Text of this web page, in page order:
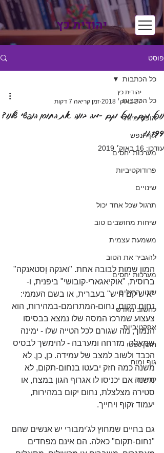
יהודית כץ
פוסט
כל הכתבות
אופטימיות
גוף ונפש
מערכות יחסים
פרודוקטיביות
שינויים
תרגול שכל אחד יכול
שיחות מחושבים טוב
משמעת עצמית
להגביר את הטוב
מערכות יחסים
שינוי הרגלים
לחשוב מחדש
אפקטיביות
חוסן נפשי
גוף ומוח
קריירה
כל הכתבות
נופל וקם, נופל וקם -מה בונה את החוסן הנפשי שלנו?
#199
יהודית כץ
27 באוק׳ 2018
זמן קריאה 7 דקות
עודכן: 16 באוק׳ 2019
המון שמות לבובה אחת. "ואנקה וְסטאנקה"
ברוסית, "אוקיאגארי-קובושי" ביפנית, ו-
"איש קם חיש" בעברית, או בשם העממי:
נחום תקום. נחום-המתרומם-במהירות, הוא
צעצוע שמרכז המסה שלו נמצא בבסיסו
הנמוך, מה שגורם לכל הטייה שלו - ימינה
שמאלה, מזרחה ומערבה - להימשך לבסיס
הכבד ולשוב למצב של עמידה. כן, כן, לא
משנה כמה חזק יבעטו בנחום-תקום, לא
משנה אם יכניסו לו אגרוף הגון במצח, או
סטירה מצלצלת, נחום יקום במהירות,
יעמוד זקוף ויחייך.
גם בחיים שמחוץ לג'ימבורי יש אנשים שהם
"נחום-תקום" כאלה. הם אינם מפחדים